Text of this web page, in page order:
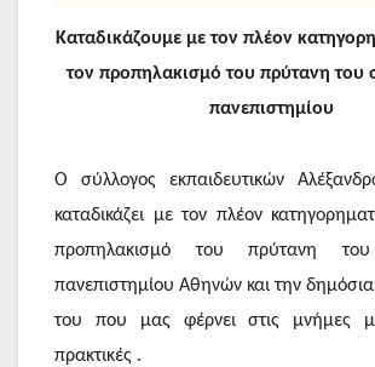
Καταδικάζουμε με τον πλέον
τον προπηλακισμό του πρύτανη του
πανεπιστημίου
Ο σύλλογος εκπαιδευτικών
καταδικάζει με τον πλέον
προπηλακισμό του πρύτανη του
πανεπιστημίου Αθηνών και την
του που μας φέρνει στις μνήμες
πρακτικές .